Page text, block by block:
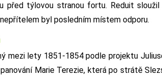
před týlovou stranou fortu. Reduit
byl posledním místem odporu.
mezi lety 1851-1854 podle projektu
Marie Terezie, která po strátě